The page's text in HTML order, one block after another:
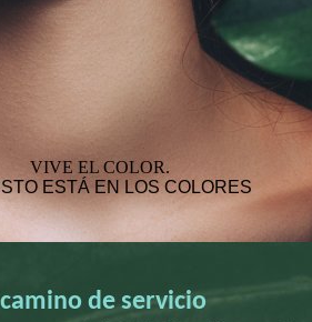
VIVE EL COLOR.
ESTÁ EN LOS COLORES
de servicio